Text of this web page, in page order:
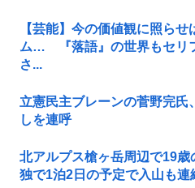
【芸能】今の価値観に照ら
ム… 『落語』の世界もセリ
さ...
立憲民主ブレーンの菅野完氏
しを連呼
北アルプス槍ヶ岳周辺で19
独で1泊2日の予定で入山も